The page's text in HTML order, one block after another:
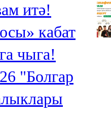
итә!
кабат
чыга!
"Болгар